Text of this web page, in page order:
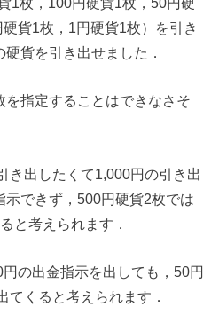
貨1枚，1円硬貨1枚）を引き
貨を引き出せました．
を指定することはできなさそ
き出したくて1,000円の引き出
示できず，500円硬貨2枚では
と考えられます．
の出金指示を出しても，50円
てくると考えられます．